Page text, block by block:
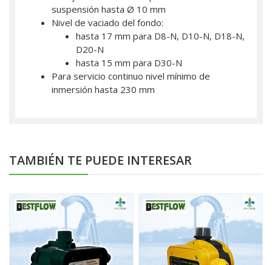
suspensión hasta Ø 10 mm
Nivel de vaciado del fondo:
hasta 17 mm para D8-N, D10-N, D18-N,
D20-N
hasta 15 mm para D30-N
Para servicio continuo nivel mínimo de
inmersión hasta 230 mm
TAMBIÉN TE PUEDE INTERESAR